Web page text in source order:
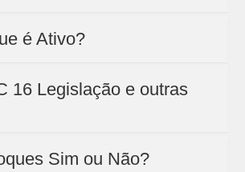
é Ativo?
16 Legislação e outras
Sim ou Não?